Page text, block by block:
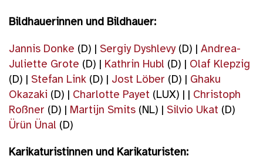
Bildhauerinnen und Bildhauer:
Jannis Donke (D) | Sergiy Dyshlevy(D) | Andrea-
Juliette Grote (D) | Kathrin Hubl (D) | Olaf Klepzig
(D) | Stefan Link (D) | Jost Löber (D) | Ghaku
Okazaki (D) | Charlotte Payet (LUX) | | Christoph
Roßner (D) | Martijn Smits (NL) | Silvio Ukat (D)
Ürün Ünal (D)
Karikaturistinnen und Karikaturisten: